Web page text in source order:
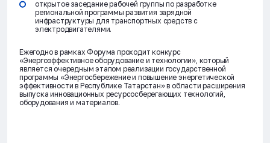
открытое заседание рабочей группы по разработке
региональной программы развития зарядной
инфраструктуры для транспортных средств с
электродвигателями.
Ежегодно в рамках Форума проходит конкурс
«Энергоэффективное оборудование и технологии», который
является очередным этапом реализации государственной
программы «Энергосбережение и повышение энергетической
эффективности в Республике Татарстан» в области расширения
выпуска инновационных ресурсосберегающих технологий,
оборудования и материалов.